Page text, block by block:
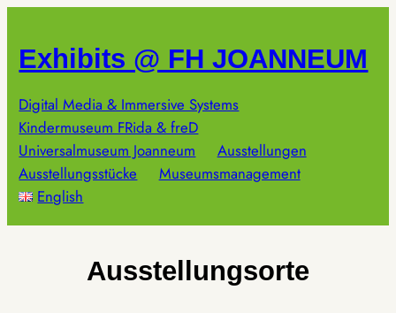
springen
Exhibits @ FH JOANNEUM
Digital Media & Immersive Systems
Kindermuseum FRida & freD
Universalmuseum Joanneum
Ausstellungen
Ausstellungsstücke
Museumsmanagement
English
Ausstellungsorte